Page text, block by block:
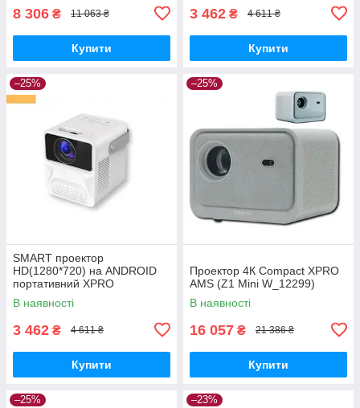
8 306 ₴ 11 063 ₴
Купити
Android для
3 462 ₴ 4 611 ₴
Купити
–25%
SMART проектор
HD(1280*720) на ANDROID
портативний XPRO
PANOPLUS SOUNDBOX
WHITE(4000 lumen) із
Android для
В наявності
3 462 ₴ 4 611 ₴
Купити
–25%
Проектор 4К Compact XPRO
AMS (Z1 Mini W_12299)
В наявності
16 057 ₴ 21 386 ₴
Купити
–25% –23%